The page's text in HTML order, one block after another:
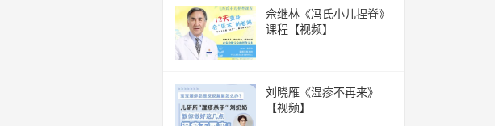
佘继林《冯氏小儿捏脊》
课程【视频】
刘晓雁《湿疹不再来》
【视频】